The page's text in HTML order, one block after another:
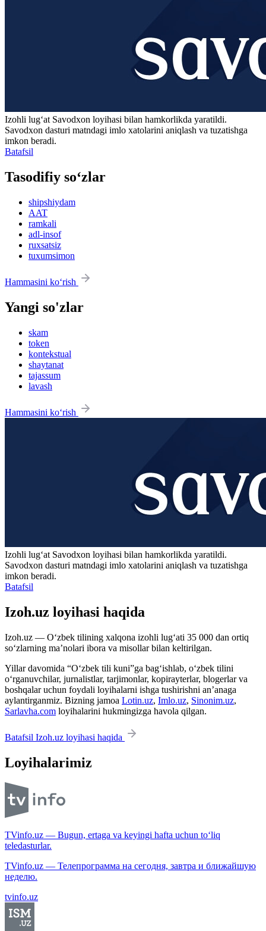
Izohli lugʻat Savodxon loyihasi bilan hamkorlikda yaratildi.
Savodxon dasturi matndagi imlo xatolarini aniqlash va tuzatishga
imkon beradi.
Batafsil
Tasodifiy so‘zlar
shipshiydam
AAT
ramkali
adl-insof
ruxsatsiz
tuxumsimon
Hammasini ko‘rish
Yangi so'zlar
skam
token
kontekstual
shaytanat
tajassum
lavash
Hammasini ko‘rish
Izohli lugʻat Savodxon loyihasi bilan hamkorlikda yaratildi.
Savodxon dasturi matndagi imlo xatolarini aniqlash va tuzatishga
imkon beradi.
Batafsil
Izoh.uz loyihasi haqida
Izoh.uz — O‘zbek tilining xalqona izohli lug‘ati 35 000 dan ortiq
so‘zlarning ma’nolari ibora va misollar bilan keltirilgan.
Yillar davomida “O‘zbek tili kuni”ga bag‘ishlab, o‘zbek tilini
o‘rganuvchilar, jurnalistlar, tarjimonlar, kopirayterlar, blogerlar va
boshqalar uchun foydali loyihalarni ishga tushirishni an’anaga
aylantirganmiz. Bizning jamoa Lotin.uz, Imlo.uz, Sinonim.uz,
Sarlavha.com loyihalarini hukmingizga havola qilgan.
Batafsil Izoh.uz loyihasi haqida
Loyihalarimiz
TVinfo.uz — Bugun, ertaga va keyingi hafta uchun to‘liq
teledasturlar.
TVinfo.uz — Телепрограмма на сегодня, завтра и ближайшую
неделю.
tvinfo.uz